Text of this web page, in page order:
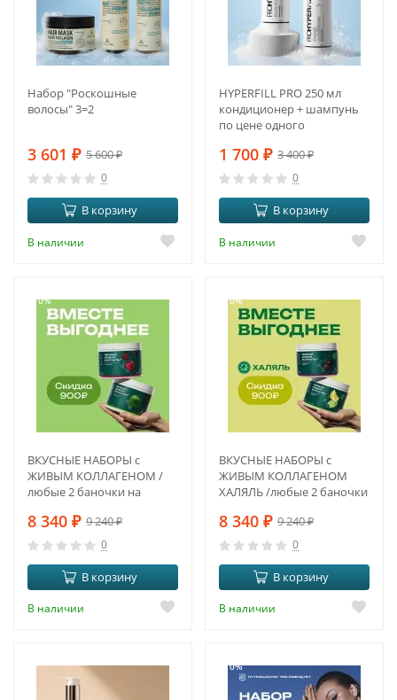
Набор "Роскошные
волосы" 3=2
3 601 ₽ 5 600₽
0
В корзину
В наличии
HYPERFILL PRO 250 мл
кондиционер + шампунь
по цене одного
1 700 ₽ 3 400₽
0
В корзину
В наличии
-10%
ВКУСНЫЕ НАБОРЫ с
ЖИВЫМ КОЛЛАГЕНОМ /
любые 2 баночки на
желанию
8 340 ₽ 9 240₽
0
В корзину
В наличии
-10%
ВКУСНЫЕ НАБОРЫ с
ЖИВЫМ КОЛЛАГЕНОМ
ХАЛЯЛЬ /любые 2 баночки
8 340 ₽ 9 240₽
0
В корзину
В наличии
-10%